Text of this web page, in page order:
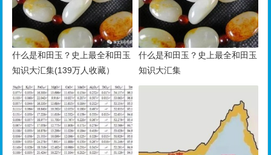
什么是和田玉？史上最全和田玉
知识大汇集(139万人收藏）
什么是和田玉？史上最全和田玉
知识大汇集